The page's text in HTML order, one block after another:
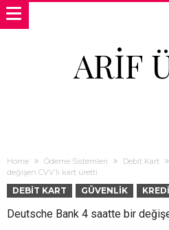
ARIF
Home Ödeme Sistemleri Debit Kart
değişen CVV’li kart üretti
DEBIT KART GÜVENLIK
Deutsche Bank 4 saatte bir